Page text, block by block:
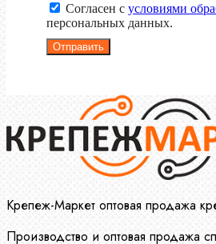
Согласен с условиями
персональных данных.
Отправить
Крепеж-Маркет оптовая продажа
Производство и оптовая продажа